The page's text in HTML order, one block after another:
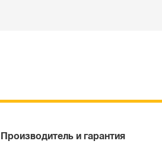
Производитель и гарантия